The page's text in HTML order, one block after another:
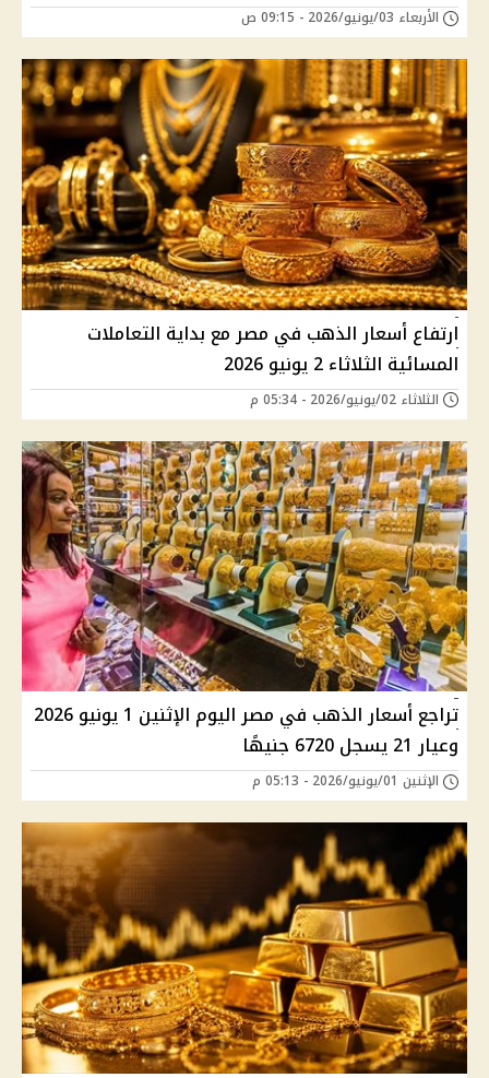
الأربعاء 03/يونيو/2026 - 09:15 ص
ارتفاع أسعار الذهب في مصر مع بداية التعاملات
المسائية الثلاثاء 2 يونيو 2026
الثلاثاء 02/يونيو/2026 - 05:34 م
تراجع أسعار الذهب في مصر اليوم الإثنين 1 يونيو 2026
وعيار 21 يسجل 6720 جنيهًا
الإثنين 01/يونيو/2026 - 05:13 م